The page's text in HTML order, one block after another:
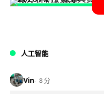
人工智能
Vin 8 分